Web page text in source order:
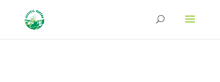
Type-Options Referrer-Policy Permissions-Policy
ga('require', 'GTM-TFCVLFN');